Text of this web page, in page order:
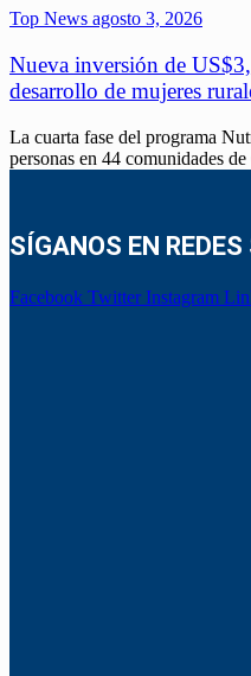
Top News agosto 3, 2026
Nueva inversión de
desarrollo de mujeres
La cuarta fase del programa
personas en 44 comunidades
SÍGANOS EN
Facebook Twitter Instagram